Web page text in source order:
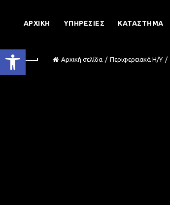
Ανοίξτε τη γραμμή εργαλείων
ΑΡΧΙΚΉ ΥΠΗΡΕΣΊΕΣ ΚΑΤΆΣΤΗΜΑ
Αρχική σελίδα Περιφερειακά Η/Υ